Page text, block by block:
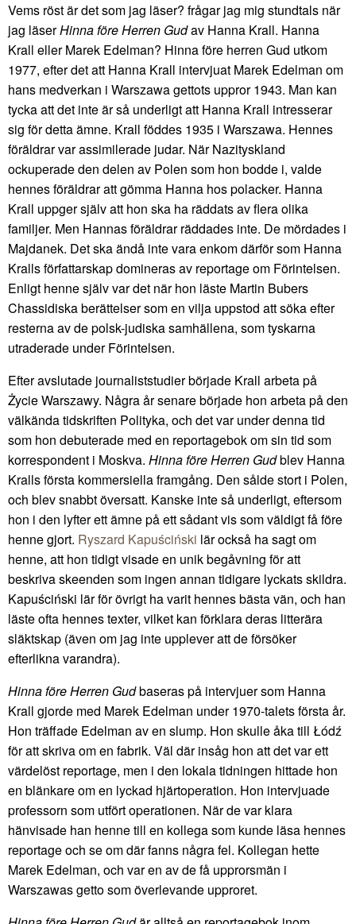
Vems röst är det som jag läser? frågar jag mig stundtals när
jag läserHinna före Herren Gudav Hanna Krall. Hanna
Krall eller Marek Edelman? Hinna före herren Gud utkom
1977, efter det att Hanna Krall intervjuat Marek Edelman om
hans medverkan i Warszawa gettots uppror 1943. Man kan
tycka att det inte är så underligt att Hanna Krall intresserar
sig för detta ämne. Krall föddes 1935 i Warszawa. Hennes
föräldrar var assimilerade judar. När Nazityskland
ockuperade den delen av Polen som hon bodde i, valde
hennes föräldrar att gömma Hanna hos polacker. Hanna
Krall uppger själv att hon ska ha räddats av flera olika
familjer. Men Hannas föräldrar räddades inte. De mördades i
Majdanek. Det ska ändå inte vara enkom därför som Hanna
Kralls författarskap domineras av reportage om Förintelsen.
Enligt henne själv var det när hon läste Martin Bubers
Chassidiska berättelser som en vilja uppstod att söka efter
resterna av de polsk-judiska samhällena, som tyskarna
utraderade under Förintelsen.
Efter avslutade journaliststudier började Krall arbeta på
Życie Warszawy. Några år senare började hon arbeta på den
välkända tidskriften Polityka, och det var under denna tid
som hon debuterade med en reportagebok om sin tid som
korrespondent i Moskva. Hinna före Herren Gudblev Hanna
Kralls första kommersiella framgång. Den sålde stort i Polen,
och blev snabbt översatt. Kanske inte så underligt, eftersom
hon i den lyfter ett ämne på ett sådant vis som väldigt få före
henne gjort. Ryszard Kapuściński lär också ha sagt om
henne, att hon tidigt visade en unik begåvning för att
beskriva skeenden som ingen annan tidigare lyckats skildra.
Kapuściński lär för övrigt ha varit hennes bästa vän, och han
läste ofta hennes texter, vilket kan förklara deras litterära
släktskap (även om jag inte upplever att de försöker
efterlikna varandra).
Hinna före Herren Gudbaseras på intervjuer som Hanna
Krall gjorde med Marek Edelman under 1970-talets första år.
Hon träffade Edelman av en slump. Hon skulle åka till Łódź
för att skriva om en fabrik. Väl där insåg hon att det var ett
värdelöst reportage, men i den lokala tidningen hittade hon
en blänkare om en lyckad hjärtoperation. Hon intervjuade
professorn som utfört operationen. När de var klara
hänvisade han henne till en kollega som kunde läsa hennes
reportage och se om där fanns några fel. Kollegan hette
Marek Edelman, och var en av de få upprorsmän i
Warszawas getto som överlevande upproret.